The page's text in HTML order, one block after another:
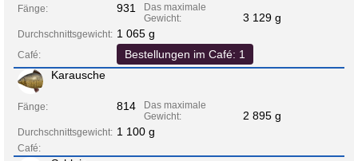
Fänge: 931
Das maximale
Gewicht:
3 129 g
Durchschnittsgewicht: 1 065 g
Café:
Bestellungen im Café: 1
Karausche
Fänge: 814
Das maximale
Gewicht:
2 895 g
Durchschnittsgewicht: 1 100 g
Café: